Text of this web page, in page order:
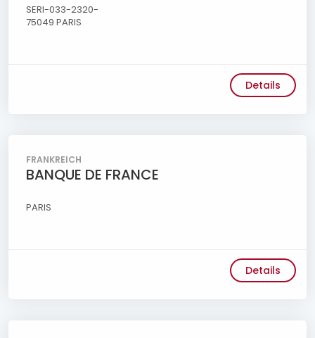
SERI-033-2320-
75049 PARIS
Details
FRANKREICH
BANQUE DE FRANCE
PARIS
Details